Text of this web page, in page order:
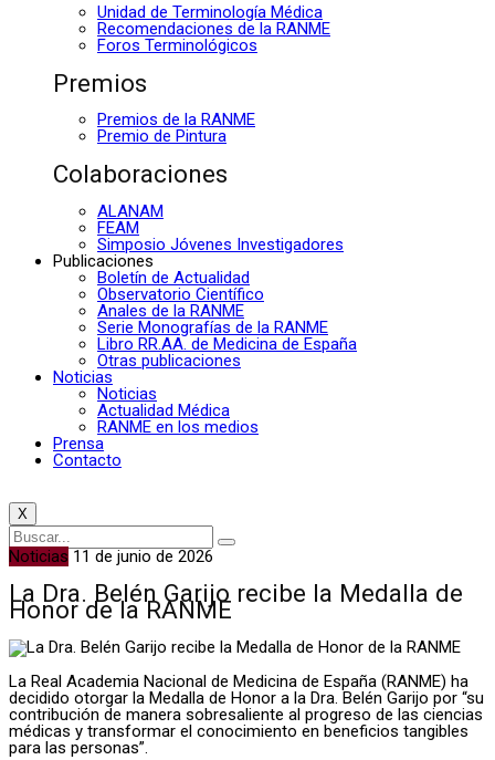
Unidad de Terminología Médica
Recomendaciones de la RANME
Foros Terminológicos
Premios
Premios de la RANME
Premio de Pintura
Colaboraciones
ALANAM
FEAM
Simposio Jóvenes Investigadores
Publicaciones
Boletín de Actualidad
Observatorio Científico
Anales de la RANME
Serie Monografías de la RANME
Libro RR.AA. de Medicina de España
Otras publicaciones
Noticias
Noticias
Actualidad Médica
RANME en los medios
Prensa
Contacto
X
Noticias 11 de junio de 2026
La Dra. Belén Garijo recibe la Medalla de
Honor de la RANME
La Real Academia Nacional de Medicina de España (RANME) ha
decidido otorgar la Medalla de Honor a la Dra. Belén Garijo por “su
contribución de manera sobresaliente al progreso de las ciencias
médicas y transformar el conocimiento en beneficios tangibles
para las personas”.